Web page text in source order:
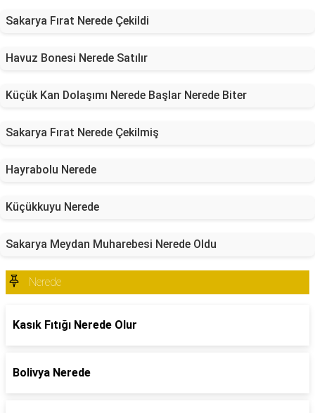
Sakarya Fırat Nerede Çekildi
Havuz Bonesi Nerede Satılır
Küçük Kan Dolaşımı Nerede Başlar Nerede Biter
Sakarya Fırat Nerede Çekilmiş
Hayrabolu Nerede
Küçükkuyu Nerede
Sakarya Meydan Muharebesi Nerede Oldu
Nerede
Kasık Fıtığı Nerede Olur
Bolivya Nerede